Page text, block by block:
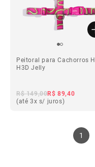
Peitoral para Cachorros H
H3D Jelly
R$ 149,00R$ 89,40
(até 3x s/ juros)
1